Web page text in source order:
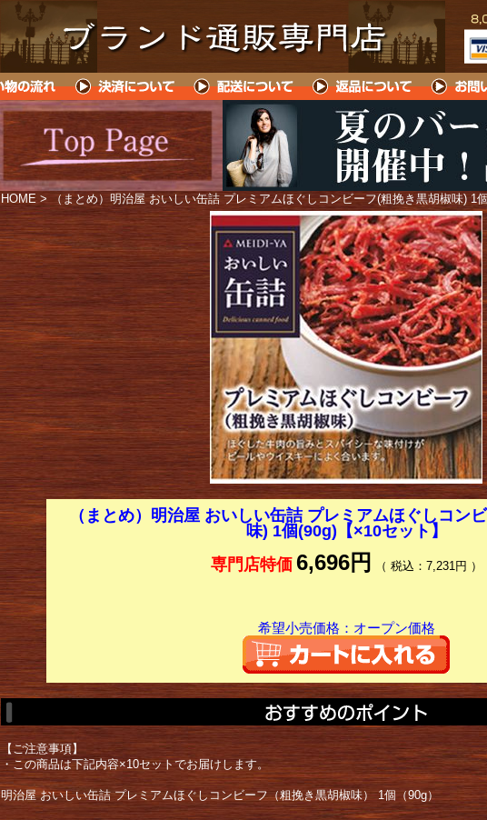
HOME > （まとめ）明治屋 おいしい缶詰 プレミアムほぐしコンビーフ(粗挽き黒胡椒味) 1
（まとめ）明治屋 おいしい缶詰 プレミアムほぐしコン
味) 1個(90g)【×10セット】
専門店特価 6,696円 （ 税込：7,231円 ）
希望小売価格：オープン価格
【ご注意事項】
・この商品は下記内容×10セットでお届けします。
明治屋 おいしい缶詰 プレミアムほぐしコンビーフ（粗挽き黒胡椒味） 1個（90g）